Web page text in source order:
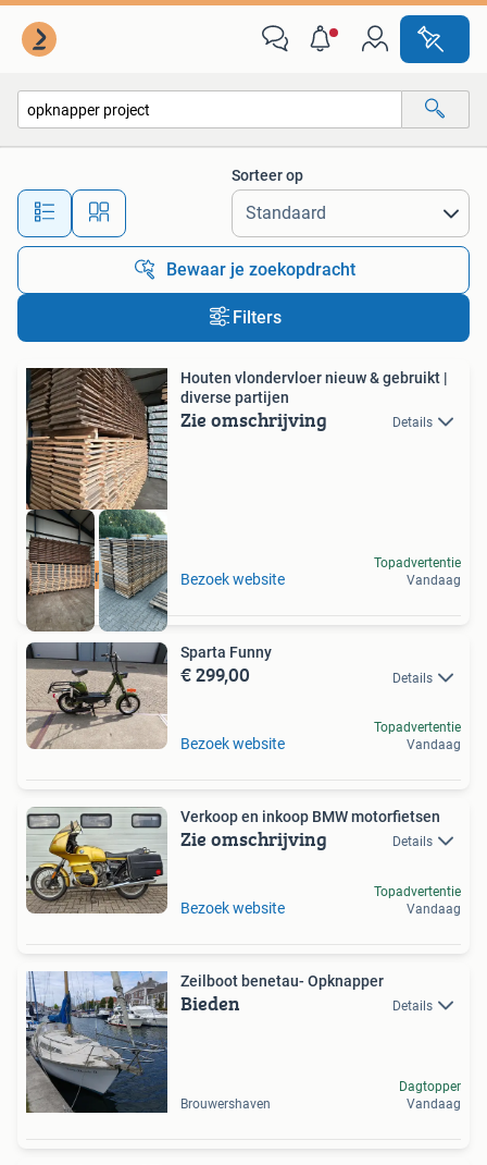
Alle afstanden…
Sorteer op
Bewaar je zoekopdracht
Filters
Houten vloer
Houten vlondervloer nieuw & gebruikt |
diverse partijen
Zie omschrijving Details
Bezoek website
Topadvertentie
Vandaag
Sparta Funny
€ 299,00 Details
Bezoek website
Topadvertentie
Vandaag
Verkoop en inkoop BMW motorfietsen
Zie omschrijving Details
Bezoek website
Topadvertentie
Vandaag
Zeilboot benetau- Opknapper
Bieden Details
Brouwershaven
Dagtopper
Vandaag